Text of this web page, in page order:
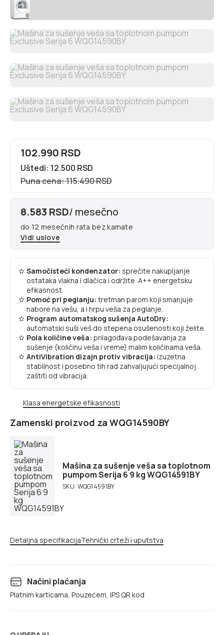
102.990 RSD
Uštedi: 12.500 RSD
Puna cena: 115.490 RSD
8.583 RSD/ mesečno
do 12 mesečnih rata bez kamate
Vidi uslove
Samočisteći kondenzator: sprečite nakupljanje
ostataka vlakna i dlačica i održite A++ energetsku
efikasnost.
Pomoć pri peglanju: tretman parom koji smanjuje
nabore na vešu, a i hrpu veša za peglanje.
Program automatskog sušenja AutoDry:
automatski suši veš do stepena osušenosti koji želite.
Pola količine veša: prilagođava podešavanja za
sušenje (količinu veša i vreme) malim količinama veša.
AntiVibration dizajn protiv vibracija: izuzetna
stabilnost i posebno tih rad zahvaljujući specijalnoj
zaštiti od vibracija.
Klasa energetske efikasnosti
Zamenski proizvod za WQG14590BY
Mašina za sušenje veša sa toplotnom
pumpom Serija 6 9 kg WQG14591BY
SKU: WQG14591BY
Detaljna specifikacijaTehnički crteži i uputstva
Načini plaćanja
Platnim karticama, Pouzećem, IPS QR kod